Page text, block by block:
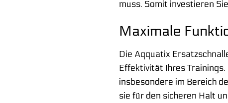
muss. Somit investieren
Maximale
Die Aqquatix
Effektivität Ihres
insbesondere im Bereich
sie für den sicheren Halt